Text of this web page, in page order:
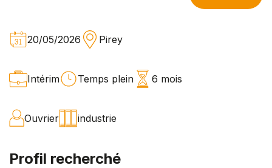
20/05/2026 Pirey
Intérim Temps plein 6 mois
Ouvrier industrie
Profil recherché